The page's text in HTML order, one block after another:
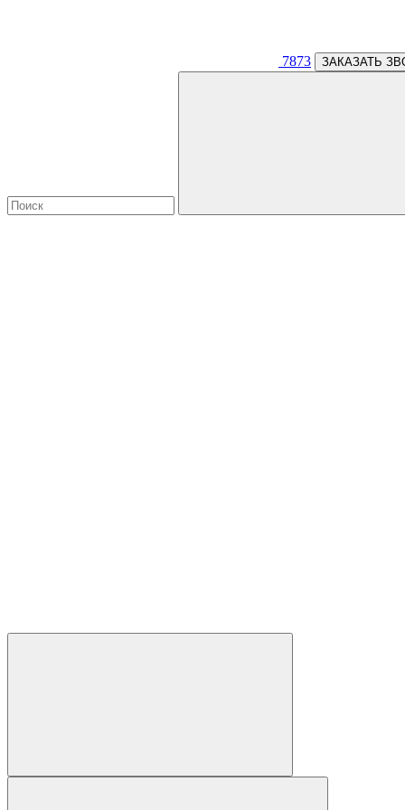
7873 ЗАКАЗАТЬ